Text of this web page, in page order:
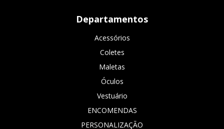
Departamentos
Acessórios
Coletes
Maletas
Óculos
Vestuário
ENCOMENDAS
PERSONALIZAÇÃO